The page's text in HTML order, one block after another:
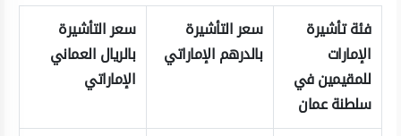
فئة تأشيرة
الإمارات
للمقيمين في
سلطنة عمان
سعر التأشيرة
بالدرهم الإماراتي
سعر التأشيرة
بالريال العماني
الإماراتي